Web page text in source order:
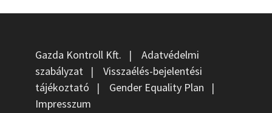
Gazda Kontroll Kft. | Adatvédelmi
szabályzat| Visszaélés-bejelentési
tájékoztató | Gender Equality Plan |
Impresszum